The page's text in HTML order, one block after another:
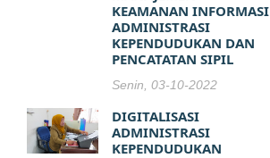
KEAMANAN INFORMASI
ADMINISTRASI
KEPENDUDUKAN DAN
PENCATATAN SIPIL
Senin, 03-10-2022
DIGITALISASI
ADMINISTRASI
KEPENDUDUKAN